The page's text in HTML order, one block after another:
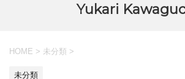
Yukari
HOME > 未分類 >
未分類